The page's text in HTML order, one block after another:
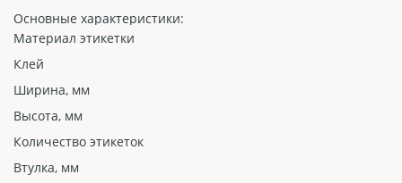
Основные характеристики:
Материал этикетки
Клей
Ширина, мм
Высота, мм
Количество этикеток
Втулка, мм